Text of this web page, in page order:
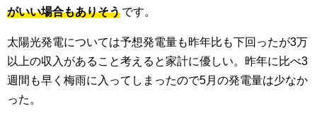
がいい場合もありそうです。
太陽光発電については予想発電量も昨年比も下回ったが3万
以上の収入があること考えると家計に優しい。昨年に比べ3
週間も早く梅雨に入ってしまったので5月の発電量は少なか
った。